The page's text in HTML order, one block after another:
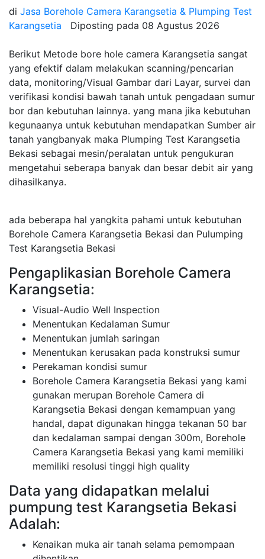
di Jasa Borehole Camera Karangsetia & Plumping Test
Karangsetia
Diposting pada 08 Agustus 2026
Berikut Metode bore hole camera Karangsetia sangat
yang efektif dalam melakukan scanning/pencarian
data, monitoring/Visual Gambar dari Layar, survei dan
verifikasi kondisi bawah tanah untuk pengadaan sumur
bor dan kebutuhan lainnya. yang mana jika kebutuhan
kegunaanya untuk kebutuhan mendapatkan Sumber air
tanah yangbanyak maka Plumping Test Karangsetia
Bekasi sebagai mesin/peralatan untuk pengukuran
mengetahui seberapa banyak dan besar debit air yang
dihasilkanya.
ada beberapa hal yangkita pahami untuk kebutuhan
Borehole Camera Karangsetia Bekasi dan Pulumping
Test Karangsetia Bekasi
Pengaplikasian Borehole Camera
Karangsetia:
Visual-Audio Well Inspection
Menentukan Kedalaman Sumur
Menentukan jumlah saringan
Menentukan kerusakan pada konstruksi sumur
Perekaman kondisi sumur
Borehole Camera Karangsetia Bekasi yang kami
gunakan merupan Borehole Camera di
Karangsetia Bekasi dengan kemampuan yang
handal, dapat digunakan hingga tekanan 50 bar
dan kedalaman sampai dengan 300m, Borehole
Camera Karangsetia Bekasi yang kami memiliki
memiliki resolusi tinggi high quality
Data yang didapatkan melalui
pumpung test Karangsetia Bekasi
Adalah:
Kenaikan muka air tanah selama pemompaan